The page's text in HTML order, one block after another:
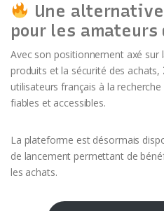
Une
pour les amateurs
Avec son positionnement axé sur
produits et la sécurité des achats,
utilisateurs français à la
fiables et accessibles.
La plateforme est désormais
de lancement permettant de
les achats.